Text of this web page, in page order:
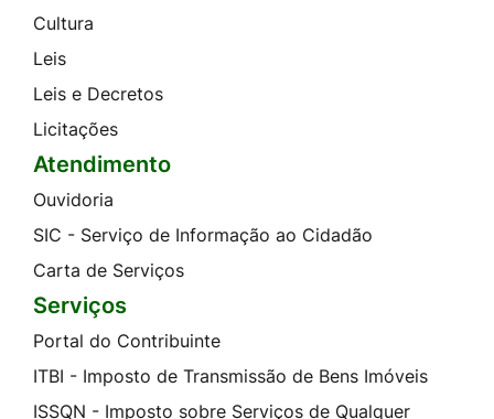
Cultura
Leis
Leis e Decretos
Licitações
Atendimento
Ouvidoria
SIC - Serviço de Informação ao Cidadão
Carta de Serviços
Serviços
Portal do Contribuinte
ITBI - Imposto de Transmissão de Bens Imóveis
ISSQN - Imposto sobre Serviços de Qualquer